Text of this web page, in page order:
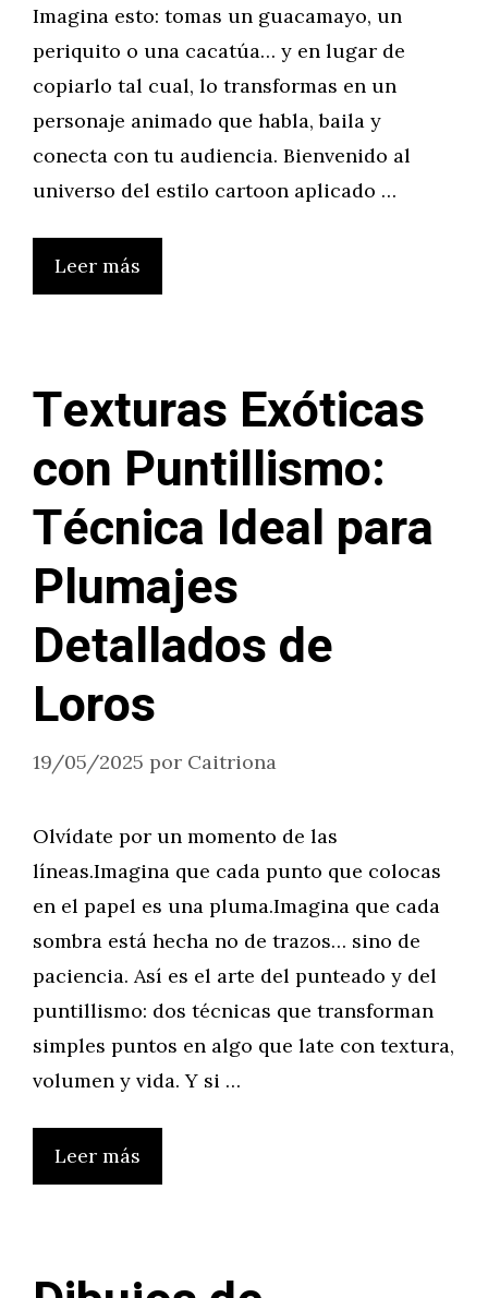
Imagina esto: tomas un guacamayo, un
periquito o una cacatúa… y en lugar de
copiarlo tal cual, lo transformas en un
personaje animado que habla, baila y
conecta con tu audiencia. Bienvenido al
universo del estilo cartoon aplicado …
Leer más
Texturas Exóticas
con Puntillismo:
Técnica Ideal para
Plumajes
Detallados de
Loros
19/05/2025 por Caitriona
Olvídate por un momento de las
líneas.Imagina que cada punto que colocas
en el papel es una pluma.Imagina que cada
sombra está hecha no de trazos… sino de
paciencia. Así es el arte del punteado y del
puntillismo: dos técnicas que transforman
simples puntos en algo que late con textura,
volumen y vida. Y si …
Leer más